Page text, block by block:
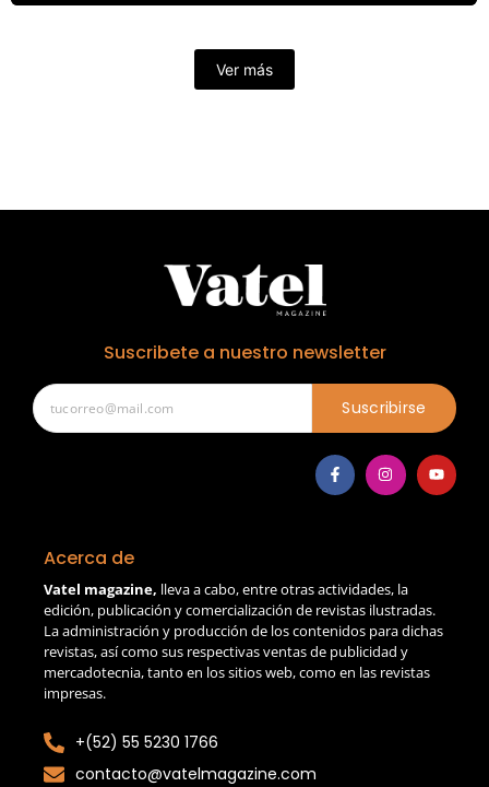
Ver más
Suscribete a nuestro newsletter
Suscribirse
Acerca de
Vatel magazine, lleva a cabo, entre otras actividades, la
edición, publicación y comercialización de revistas ilustradas.
La administración y producción de los contenidos para dichas
revistas, así como sus respectivas ventas de publicidad y
mercadotecnia, tanto en los sitios web, como en las revistas
impresas.
+(52) 55 5230 1766
contacto@vatelmagazine.com